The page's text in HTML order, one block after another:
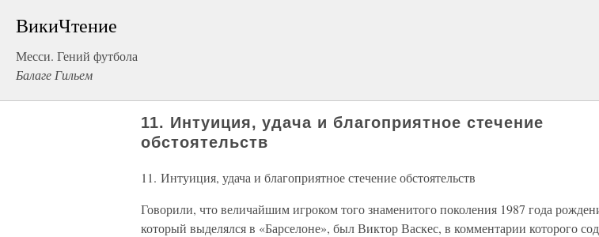
ВикиЧтение
Месси. Гений футбола
Балаге Гильем
11. Интуиция, удача и благоприятное стечение
обстоятельств
11. Интуиция, удача и благоприятное стечение обстоятельств
Говорили, что величайшим игроком того знаменитого поколения 1987 года
который выделялся в «Барселоне», был Виктор Васкес, в комментарии которого